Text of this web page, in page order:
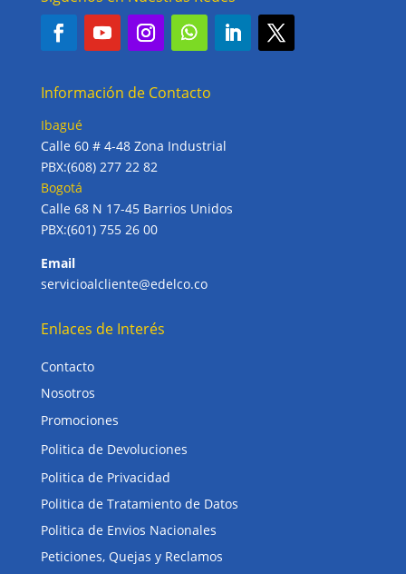
Información de Contacto
Ibagué
Calle 60 # 4-48 Zona Industrial
PBX:(608) 277 22 82
Bogotá
Calle 68 N 17-45 Barrios Unidos
PBX:(601) 755 26 00
Email
servicioalcliente@edelco.co
Enlaces de Interés
Contacto
Nosotros
Promociones
Politica de Devoluciones
Politica de Privacidad
Politica de Tratamiento de Datos
Politica de Envios Nacionales
Peticiones, Quejas y Reclamos